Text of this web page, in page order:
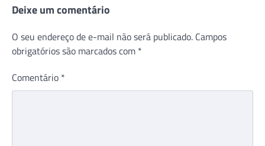
Deixe um comentário
O seu endereço de e-mail não será publicado. Campos
obrigatórios são marcados com *
Comentário *